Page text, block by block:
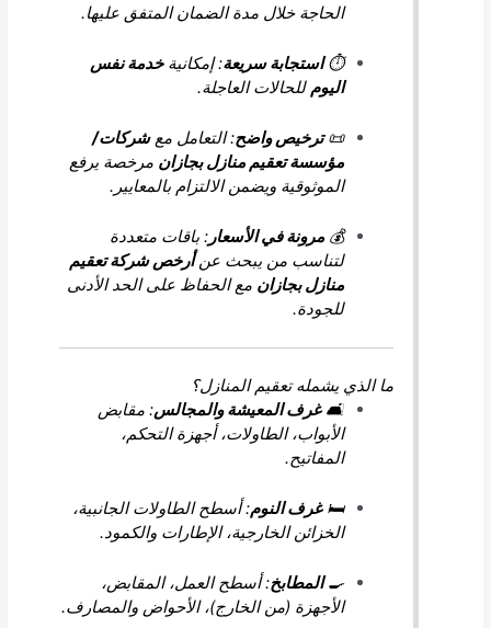
الحاجة خلال مدة الضمان المتفق عليها.
استجابة سريعة: إمكانيةخدمة نفس
للحالات العاجلة.
ترخيص واضح: التعامل معشركات/
مؤسسة تعقيم منازل بجازانمرخصة يرفع
الموثوقية ويضمن الالتزام بالمعايير.
مرونة في الأسعار: باقات متعددة
لتناسب من يبحث عن أرخص شركة تعقيم
منازل بجازانمع الحفاظ على الحد الأدنى
ما الذي يشمله تعقيم المنازل؟
غرف المعيشة والمجالس: مقابض
الأبواب، الطاولات، أجهزة التحكم،
غرف النوم: أسطح الطاولات الجانبية،
الخزائن الخارجية، الإطارات والكمود.
المطابخ: أسطح العمل، المقابض،
الأجهزة (من الخارج)، الأحواض والمصارف.